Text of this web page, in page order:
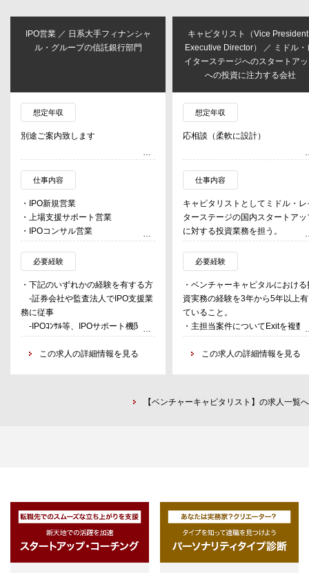
IPO営業 ／ 日系大手フィナンシャ
ル・グループの信託銀行部門
想定年収
別途ご案内致します
仕事内容
・IPO新規営業
・上場支援サポート営業
・IPOコンサル営業
必要経験
・下記のいずれかの経験を有する方
-証券会社や監査法人でIPO支援業
務に従事
-IPOｺﾝｻﾙ等、IPOサポート機関で
の業務経験
-金融機関(銀行、証券、生損保)で
この求人の詳細情報を見る
キャピタリスト（Vice
Executive Director） ／ ミドル・
イターステージへのスタートア
への投資に注力する会社
想定年収
応相談（柔軟に設計）
仕事内容
キャピタリストとしてミドル・レ
ターステージの国内スタートアッ
に対する投資業務を担う。
・投資候補先の発掘
・投資候補先との面談、調査およ
分析
・投資にかかる条件交渉・締結な
・投資後のモニタリング
・投資家向け資料や定例報告資料
どの資料作成
の契約実務
必要経験
・ベンチャーキャピタルにおける
資実務の経験を3年から5年以上
ていること。
・主担当案件についてExitを複数
経験していると尚望ましい。
この求人の詳細情報を見る
【ベンチャーキャピタリスト】の求人一覧へ